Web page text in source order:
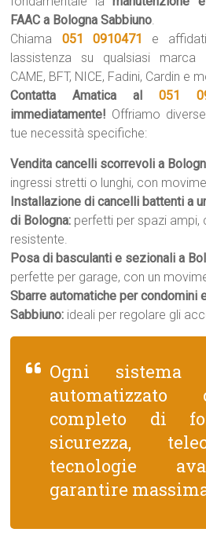
FAAC a Bologna Sabbiuno.
Chiama 051 0910471
e
lassistenza su qualsiasi marca
CAME, BFT, NICE, Fadini, Cardin e
Contatta Amatica al 051
immediatamente! Offriamo
tue necessità specifiche:
Vendita cancelli scorrevoli a
ingressi stretti o lunghi, con
Installazione di cancelli battenti a
di Bologna: perfetti per spazi ampi,
resistente.
Posa di basculanti e sezionali a
perfette per garage, con un
Sbarre automatiche per condomini
Sabbiuno: ideali per regolare gli
Ogni sistema
automatizzato
completo di
sicurezza,
tecnologie
garantire